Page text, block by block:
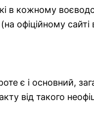
в кожному
офіційному
є і основний,
від такого